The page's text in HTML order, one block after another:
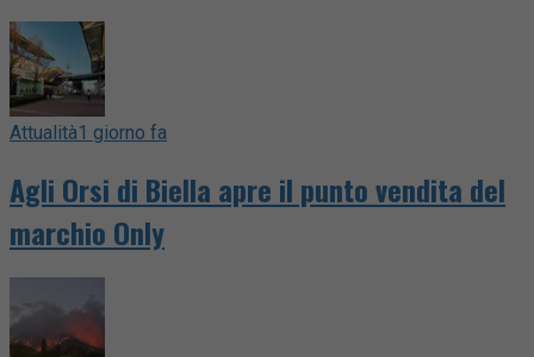
Attualità1 giorno fa
Agli Orsi di Biella apre il punto vendita del
marchio Only